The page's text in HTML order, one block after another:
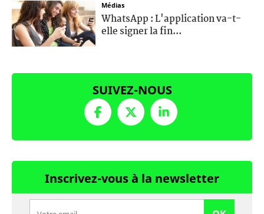
Médias
WhatsApp : L'application va-t-
elle signer la fin...
SUIVEZ-NOUS
Inscrivez-vous à la newsletter